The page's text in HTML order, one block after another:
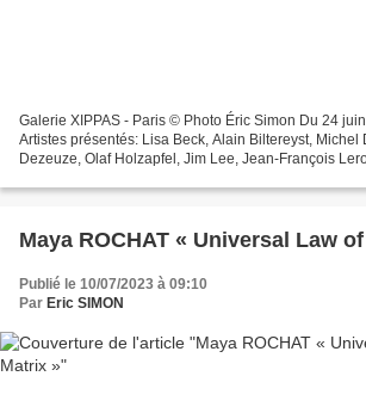
Galerie XIPPAS - Paris © Photo Éric Simon Du 24
Artistes présentés: Lisa Beck, Alain Biltereyst, Michel
Dezeuze, Olaf Holzapfel, Jim Lee, Jean-François
Maya ROCHAT « Universal Law
Publié le 10/07/2023 à 09:10
Par Eric SIMON